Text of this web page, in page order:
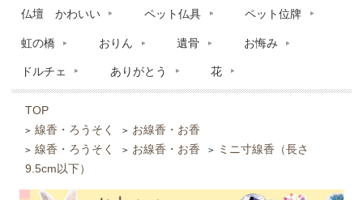
仏壇 かわいい ペット仏具 ペット位牌
虹の橋 おりん 遺骨 お悔み
ドルチェ ありがとう 花
TOP
> 線香・ろうそく > お線香・お香
> 線香・ろうそく > お線香・お香 >
ミニ寸線香（長さ
9.5cm以下）